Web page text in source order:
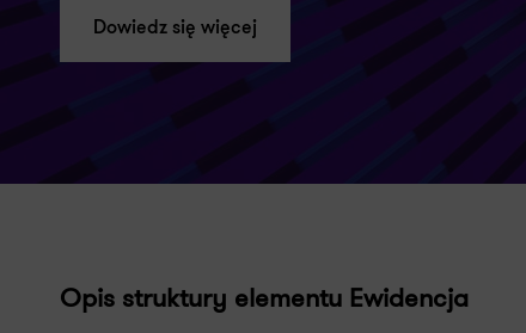
Dowiedz się więcej
Opis struktury elementu Ewidencja